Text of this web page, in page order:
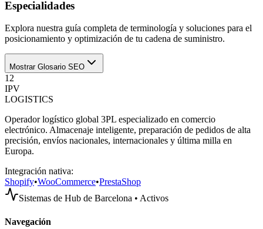
Especialidades
Explora nuestra guía completa de terminología y soluciones para el
posicionamiento y optimización de tu cadena de suministro.
Mostrar Glosario SEO
12
IPV
LOGISTICS
Operador logístico global 3PL especializado en comercio
electrónico. Almacenaje inteligente, preparación de pedidos de alta
precisión, envíos nacionales, internacionales y última milla en
Europa.
Integración nativa:
Shopify•WooCommerce•PrestaShop
Sistemas de Hub de Barcelona • Activos
Navegación